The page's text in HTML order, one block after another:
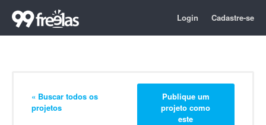
Login Cadastre-se
« Buscar todos os
projetos
Publique um
projeto como
este